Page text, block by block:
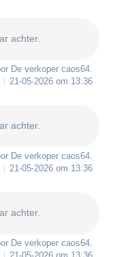
achter.
De verkoper caos64
21-05-2026 om 13:36
achter.
De verkoper caos64
21-05-2026 om 13:36
achter.
De verkoper caos64